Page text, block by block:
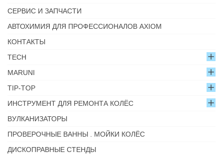
СЕРВИС И ЗАПЧАСТИ
АВТОХИМИЯ ДЛЯ ПРОФЕССИОНАЛОВ AXIOM
КОНТАКТЫ
TECH
MARUNI
TIP-TOP
ИНСТРУМЕНТ ДЛЯ РЕМОНТА КОЛЁС
ВУЛКАНИЗАТОРЫ
ПРОВЕРОЧНЫЕ ВАННЫ . МОЙКИ КОЛЁС
ДИСКОПРАВНЫЕ СТЕНДЫ